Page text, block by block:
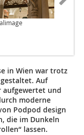
in Wien war trotz
Auf
aufgewertet und
moderne
Podpod design
die im Dunkeln
lassen.